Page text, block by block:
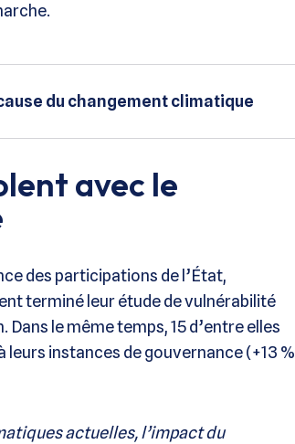
du changement climatique
avec le
des participations de l’État,
terminé leur étude de vulnérabilité
le même temps, 15 d’entre elles
instances de gouvernance (+13 %
actuelles, l’impact du